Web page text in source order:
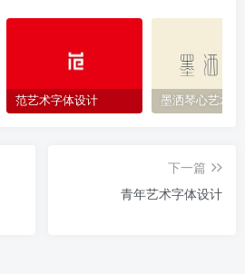
范艺术字体设计 墨洒琴心艺术
下一篇
青年艺术字体设计